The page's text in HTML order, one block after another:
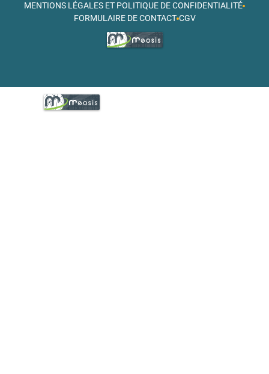
MENTIONS LÉGALES ET POLITIQUE DE CONFIDENTIALITÉ
FORMULAIRE DE CONTACT CGV